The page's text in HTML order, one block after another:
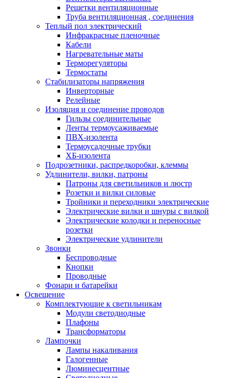
Решетки вентиляционные
Труба вентиляционная , соединения
Теплый пол электрический
Инфракрасные пленочные
Кабели
Нагревательные маты
Терморегуляторы
Термостаты
Стабилизаторы напряжения
Инверторные
Релейные
Изоляция и соединение проводов
Гильзы соединительные
Ленты термоусаживаемые
ПВХ-изолента
Термоусадочные трубки
ХБ-изолента
Подрозетники, распредкоробки, клеммы
Удлинители, вилки, патроны
Патроны для светильников и люстр
Розетки и вилки силовые
Тройники и переходники электрические
Электрические вилки и шнуры с вилкой
Электрические колодки и переносные
розетки
Электрические удлинители
Звонки
Беспроводные
Кнопки
Проводные
Фонари и батарейки
Освещение
Комплектующие к светильникам
Модули светодиодные
Плафоны
Трансформаторы
Лампочки
Лампы накаливания
Галогенные
Люминесцентные